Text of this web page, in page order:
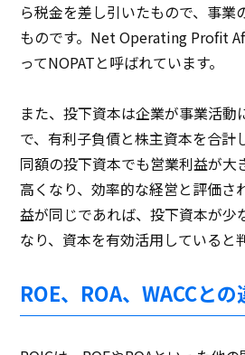
ら税金を差し引いたもので、事業
ものです。Net Operating Profit
ってNOPATと呼ばれています。
また、投下資本は企業が事業活動
で、有利子負債と株主資本を合計
同額の投下資本でも営業利益が大
高くなり、効率的な経営と評価さ
益が同じであれば、投下資本が少
なり、資本を有効活用していると
ROE、ROA、WACCとの